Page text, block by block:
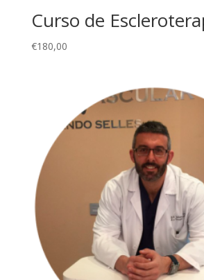
Curso de
€180,00